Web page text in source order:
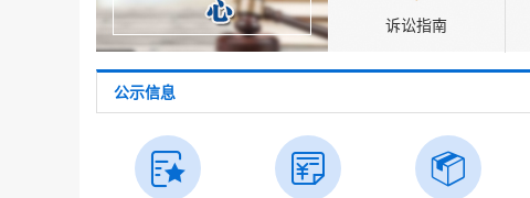
诉讼指南
公示信息